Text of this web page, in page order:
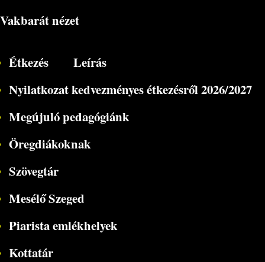
Vakbarát nézet
Étkezés
Leírás
Nyilatkozat kedvezményes étkezésről 2026/2027
Megújuló pedagógiánk
Öregdiákoknak
Szövegtár
Mesélő Szeged
Piarista emlékhelyek
Kottatár